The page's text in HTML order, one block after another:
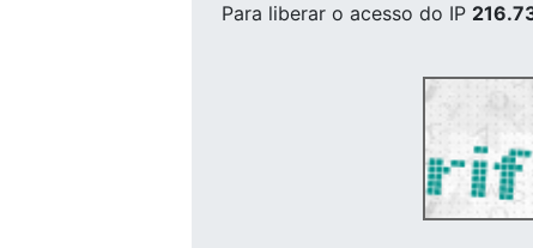
Para liberar o acesso do IP